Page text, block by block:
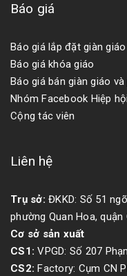
Báo giá
Báo giá lắp đặt giàn giáo
Báo giá khóa giáo
Báo giá bán giàn giáo và
Nhóm Facebook Hiệp
Cộng tác viên
Liên hệ
Trụ sở: ĐKKD: Số 51
phường Quan Hoa, quận
Cơ sở sản xuất
CS1: VPGD: Số 207
CS2: Factory: Cụm CN